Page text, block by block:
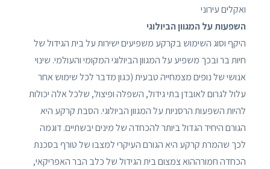
ואקלים עירוני
השפעות על המגוון הביולוגי
היקף וסוג השימוש בקרקע משפיעים ישירות על בית הגידול של
חיות בר ובכך משפיע על המגוון הביולוגי המקומי והעולמי. שינוי
אנושי של נופים מצמחייה טבעית (כגון מדבר לכל שימוש אחר
עלול לגרום לאובדן בתי גידול, השפלה ופיצול, שלכל אלה יכולות
להיות השפעות הרסניות על המגוון הביולוגי. הסבת קרקע היא
הגורם היחיד הגדול ביותר להכחדה של מינים יבשתיים. דוגמה
לכך שהמרת קרקע היא הגורם העיקרי למצבו של טורף בסכנת
הכחדה חמורההוא צמצום בית הגידול של כלב הבר האפריקאי,